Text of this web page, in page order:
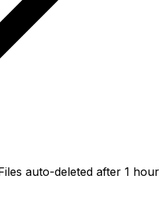
auto-deleted after 1 hour